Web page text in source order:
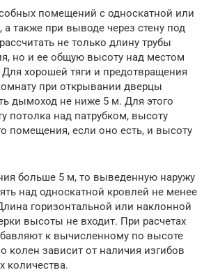
помещений с односкатной или
а также при выводе через стену под
не только длину трубы
но и ее общую высоту над местом
хорошей тяги и предотвращения
при открывании дверцы
дымоход не ниже 5 м. Для этого
потолка над патрубком, высоту
помещения, если оно есть, и высоту
больше 5 м, то выведенную наружу
над односкатной кровлей не менее
горизонтальной или наклонной
высоты не входит. При расчетах
к вычисленному по высоте
колен зависит от наличия изгибов
количества.